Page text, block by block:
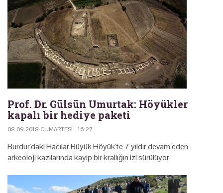
Prof. Dr. Gülsün Umurtak: Höyükler
kapalı bir hediye paketi
08.09.2018 CUMARTESI - 16:27
Burdur'daki Hacılar Büyük Höyük'te 7 yıldır devam eden
arkeoloji kazılarında kayıp bir krallığın izi sürülüyor